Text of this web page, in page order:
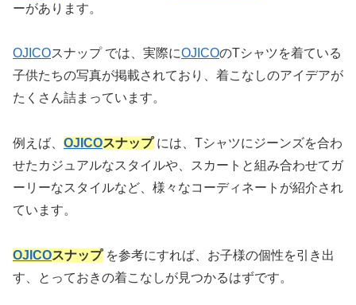
ーがあります。
OJICOスナップ では、実際にOJICOのTシャツを着ている
子供たちの写真が掲載されており、着こなしのアイデアが
たくさん詰まっています。
例えば、 OJICOスナップには、Tシャツにジーンズを合わ
せたカジュアルなスタイルや、スカートと組み合わせてガ
ーリーなスタイルなど、様々なコーディネートが紹介され
ています。
OJICOスナップを参考にすれば、お子様の個性を引き出
す、とっておきの着こなしが見つかるはずです。